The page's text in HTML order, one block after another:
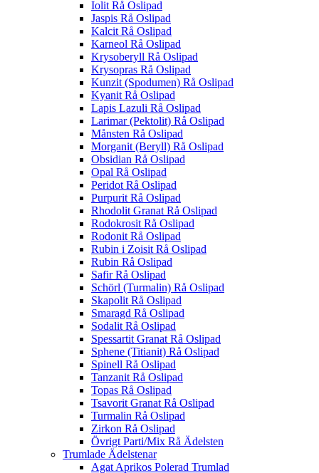
Iolit Rå Oslipad
Jaspis Rå Oslipad
Kalcit Rå Oslipad
Karneol Rå Oslipad
Krysoberyll Rå Oslipad
Krysopras Rå Oslipad
Kunzit (Spodumen) Rå Oslipad
Kyanit Rå Oslipad
Lapis Lazuli Rå Oslipad
Larimar (Pektolit) Rå Oslipad
Månsten Rå Oslipad
Morganit (Beryll) Rå Oslipad
Obsidian Rå Oslipad
Opal Rå Oslipad
Peridot Rå Oslipad
Purpurit Rå Oslipad
Rhodolit Granat Rå Oslipad
Rodokrosit Rå Oslipad
Rodonit Rå Oslipad
Rubin i Zoisit Rå Oslipad
Rubin Rå Oslipad
Safir Rå Oslipad
Schörl (Turmalin) Rå Oslipad
Skapolit Rå Oslipad
Smaragd Rå Oslipad
Sodalit Rå Oslipad
Spessartit Granat Rå Oslipad
Sphene (Titianit) Rå Oslipad
Spinell Rå Oslipad
Tanzanit Rå Oslipad
Topas Rå Oslipad
Tsavorit Granat Rå Oslipad
Turmalin Rå Oslipad
Zirkon Rå Oslipad
Övrigt Parti/Mix Rå Ädelsten
Trumlade Ädelstenar
Agat Aprikos Polerad Trumlad